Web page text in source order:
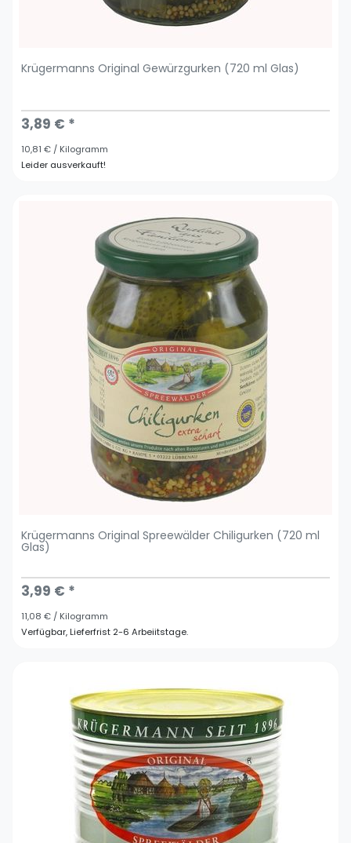
Krügermanns Original Gewürzgurken (720 ml Glas)
3,89 € *
10,81 € / Kilogramm
Leider ausverkauft!
Krügermanns Original Spreewälder Chiligurken (720 ml
Glas)
3,99 € *
11,08 € / Kilogramm
Verfügbar, Lieferfrist 2-6 Arbeiitstage.